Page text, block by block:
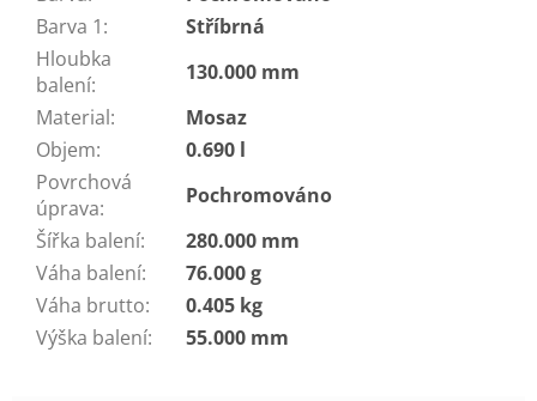
Barva 1:
Stříbrná
Hloubka
balení:
130.000 mm
Material:
Mosaz
Objem:
0.690 l
Povrchová
úprava:
Pochromováno
Šířka balení:
280.000 mm
Váha balení:
76.000 g
Váha brutto:
0.405 kg
Výška balení: 55.000 mm